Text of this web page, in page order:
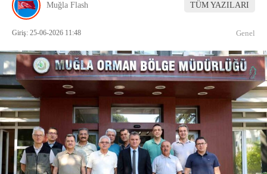
Muğla Flash TÜM YAZILARI
Giriş: 25-06-2026 11:48 Genel